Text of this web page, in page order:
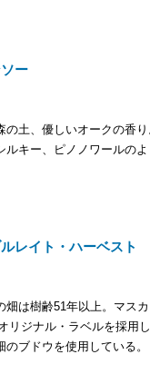
ー
土、優しいオークの香り
キー、ピノノワールのよ
レイト・ハーベスト
は樹齢51年以上。マスカ
リジナル・ラベルを採用し
ブドウを使用している。